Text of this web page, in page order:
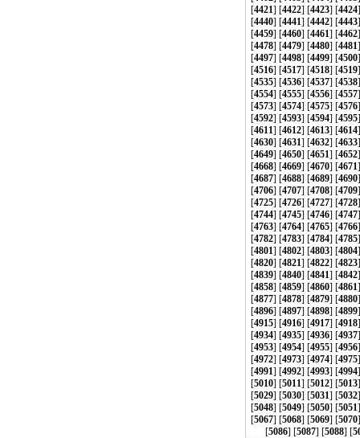
[4421] [4422] [4423] [4424
[4440] [4441] [4442] [4443
[4459] [4460] [4461] [4462
[4478] [4479] [4480] [4481
[4497] [4498] [4499] [4500
[4516] [4517] [4518] [4519
[4535] [4536] [4537] [4538
[4554] [4555] [4556] [4557
[4573] [4574] [4575] [4576
[4592] [4593] [4594] [4595
[4611] [4612] [4613] [4614
[4630] [4631] [4632] [4633
[4649] [4650] [4651] [4652
[4668] [4669] [4670] [4671
[4687] [4688] [4689] [4690
[4706] [4707] [4708] [4709
[4725] [4726] [4727] [4728
[4744] [4745] [4746] [4747
[4763] [4764] [4765] [4766
[4782] [4783] [4784] [4785
[4801] [4802] [4803] [4804
[4820] [4821] [4822] [4823
[4839] [4840] [4841] [4842
[4858] [4859] [4860] [4861
[4877] [4878] [4879] [4880
[4896] [4897] [4898] [4899
[4915] [4916] [4917] [4918
[4934] [4935] [4936] [4937
[4953] [4954] [4955] [4956
[4972] [4973] [4974] [4975
[4991] [4992] [4993] [4994
[5010] [5011] [5012] [5013
[5029] [5030] [5031] [5032
[5048] [5049] [5050] [5051
[5067] [5068] [5069] [5070
[5086] [5087] [5088] [